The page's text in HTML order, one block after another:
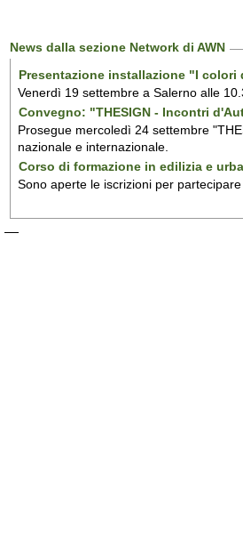
News dalla sezione Network di AWN
Presentazione installazione "I colori
Venerdì 19 settembre a Salerno alle
Convegno: "THESIGN - Incontri
Prosegue mercoledì 24 settembre
nazionale e internazionale.
Corso di formazione in edilizia e
Sono aperte le iscrizioni per